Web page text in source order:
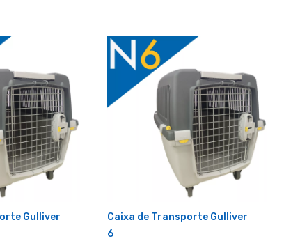
Gulliver
Caixa de Transporte Gulliver
6